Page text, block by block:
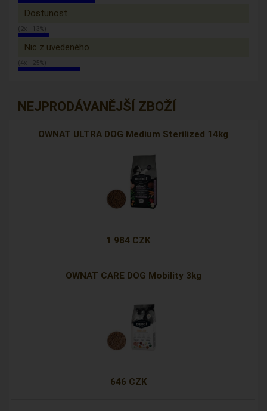
Dostunost
(2x - 13%)
Nic z uvedeného
(4x - 25%)
NEJPRODÁVANĚJŠÍ ZBOŽÍ
OWNAT ULTRA DOG Medium Sterilized 14kg
1 984 CZK
OWNAT CARE DOG Mobility 3kg
646 CZK